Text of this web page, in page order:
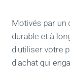
Motivés par un
durable et à
d'utiliser votre
d'achat qui